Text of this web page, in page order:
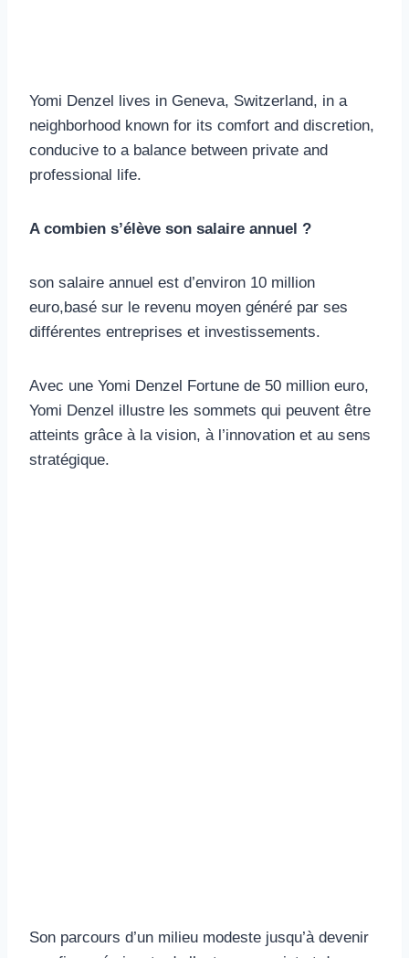
Yomi Denzel lives in Geneva, Switzerland, in a
neighborhood known for its comfort and discretion,
conducive to a balance between private and
professional life.
A combien s’élève son salaire annuel ?
son salaire annuel est d’environ 10 million
euro,basé sur le revenu moyen généré par ses
différentes entreprises et investissements.
Avec une Yomi Denzel Fortune de 50 million euro,
Yomi Denzel illustre les sommets qui peuvent être
atteints grâce à la vision, à l’innovation et au sens
stratégique.
Son parcours d’un milieu modeste jusqu’à devenir